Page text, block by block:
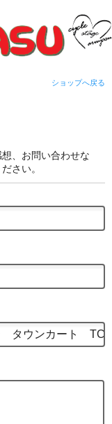
ショップへ戻る
、お問い合わせな
さい。